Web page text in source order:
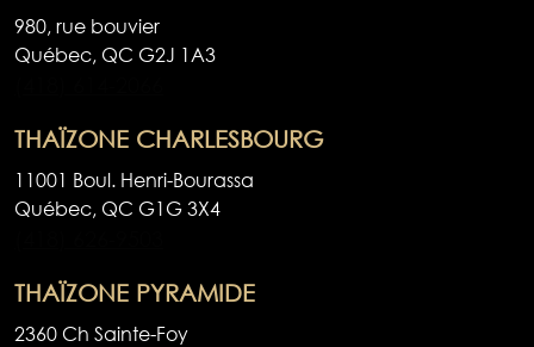
980, rue bouvier
Québec, QC G2J 1A3
THAÏZONE CHARLESBOURG
11001 Boul. Henri-Bourassa
Québec, QC G1G 3X4
THAÏZONE PYRAMIDE
2360 Ch Sainte-Foy